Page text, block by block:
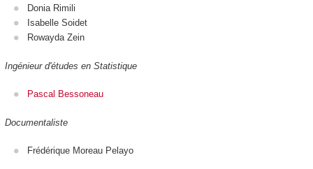
Donia Rimili
Isabelle Soidet
Rowayda Zein
Ingénieur d'études en Statistique
Pascal Bessoneau
Documentaliste
Frédérique Moreau Pelayo